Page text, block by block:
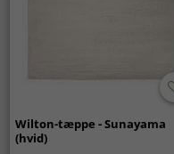
Wilton-tæppe - Sunayama
(hvid)